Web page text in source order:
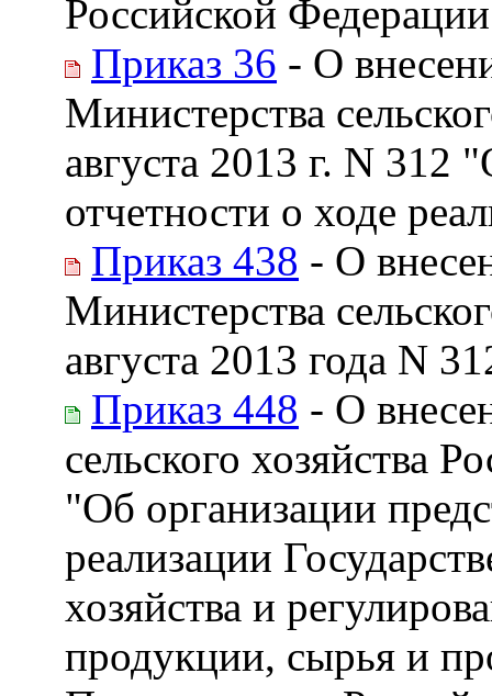
Российской
Приказ 36 - О
Министерства
августа 2013 г. N 312
отчетности о ходе
Приказ 438 - О
Министерства
августа 2013 года N
Приказ 448 - О
сельского хозяйства
"Об организации
реализации
хозяйства и
продукции, сырья и